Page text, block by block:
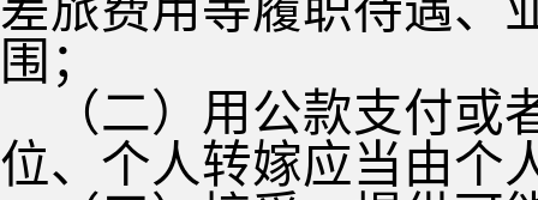
围；
（二）用公款支付
位、个人转嫁应当由个